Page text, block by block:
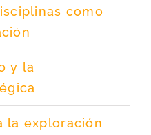
como
y la
la exploración